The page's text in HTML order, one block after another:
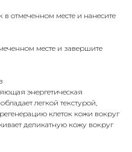
отмеченном месте и нанесите
месте и завершите
энергетическая
легкой текстурой,
клеток кожи вокруг
деликатную кожу вокруг